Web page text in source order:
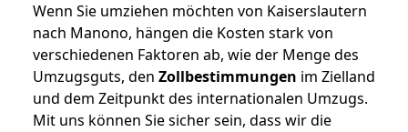
Wenn Sie umziehen möchten von Kaiserslautern
nach Manono, hängen die Kosten stark von
verschiedenen Faktoren ab, wie der Menge des
Umzugsguts, den Zollbestimmungen im Zielland
und dem Zeitpunkt des internationalen Umzugs.
Mit uns können Sie sicher sein, dass wir die